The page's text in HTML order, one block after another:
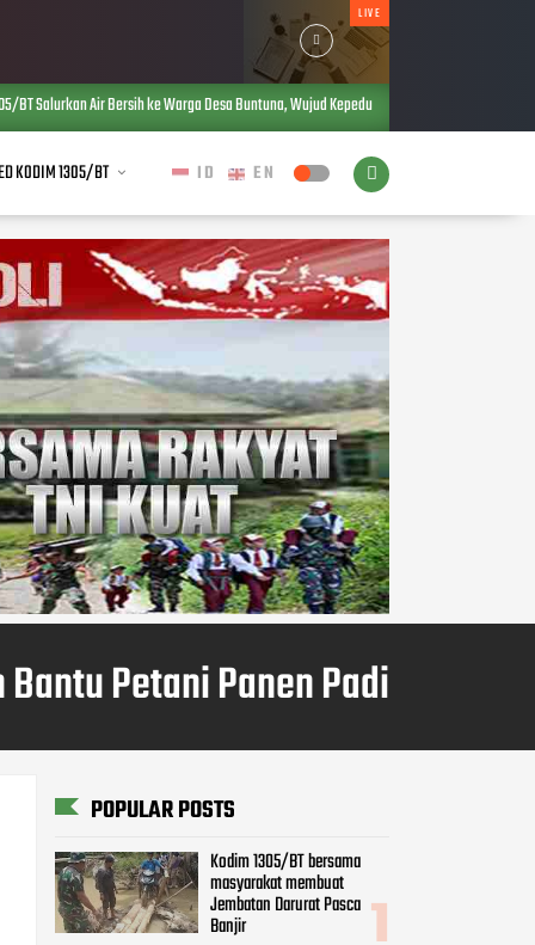
LIVE
ke Warga Desa Buntuna, Wujud Kepedulian TNI terhadap Kebutuhan Dasar Masyarakat
KODIM 1305/BT
Petani Panen Padi
POPULAR POSTS
Kodim 1305/BT bersama
masyarakat membuat
Jembatan Darurat Pasca
Banjir